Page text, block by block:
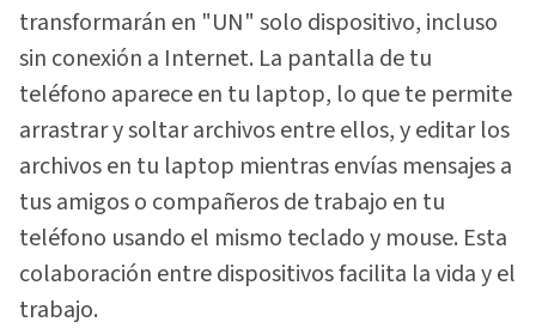
transformarán en "UN" solo dispositivo, incluso
sin conexión a Internet. La pantalla de tu
teléfono aparece en tu laptop, lo que te permite
arrastrar y soltar archivos entre ellos, y editar los
archivos en tu laptop mientras envías mensajes a
tus amigos o compañeros de trabajo en tu
teléfono usando el mismo teclado y mouse. Esta
colaboración entre dispositivos facilita la vida y el
trabajo.